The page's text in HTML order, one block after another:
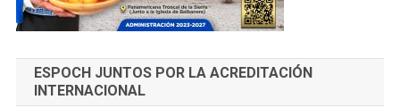
ESPOCH JUNTOS POR LA ACREDITACIÓN
INTERNACIONAL